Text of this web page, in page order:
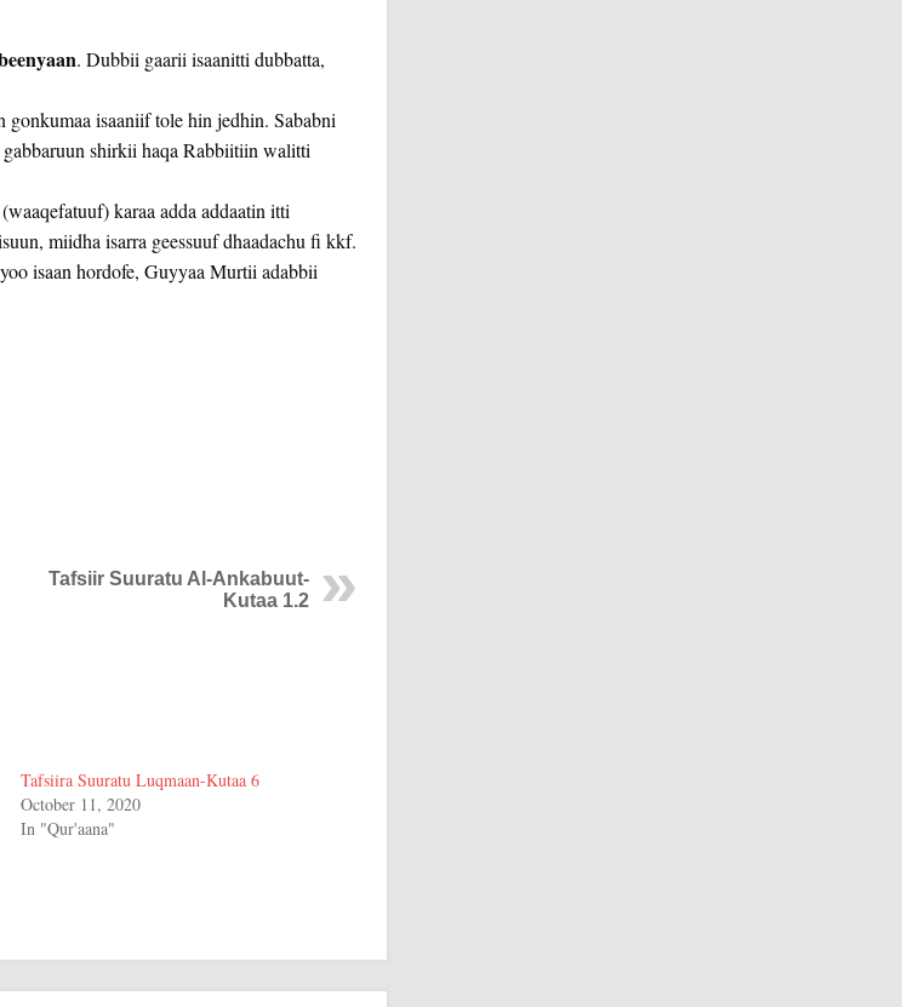
. Dubbii gaarii isaanitti dubbatta,
gonkumaa isaaniif tole hin jedhin. Sababni
gabbaruun shirkii haqa Rabbiitiin walitti
karaa adda addaatin itti
miidha isarra geessuuf dhaadachu fi kkf.
isaan hordofe, Guyyaa Murtii adabbii
Tafsiir Suuratu Al-Ankabuut-
Kutaa 1.2
Tafsiira Suuratu Luqmaan-Kutaa 6
October 11, 2020
In "Qur'aana"